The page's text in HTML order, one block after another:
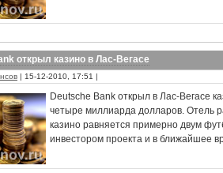
открыл казино в Лас-Вегасе
| 15-12-2010, 17:51 |
Deutsche Bank открыл в Лас-Вегасе
четыре миллиарда долларов. Отель
казино равняется примерно двум
инвестором проекта и в ближайшее